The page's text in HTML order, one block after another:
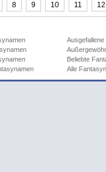
8 9 10 11 12
Beliebte
Alle